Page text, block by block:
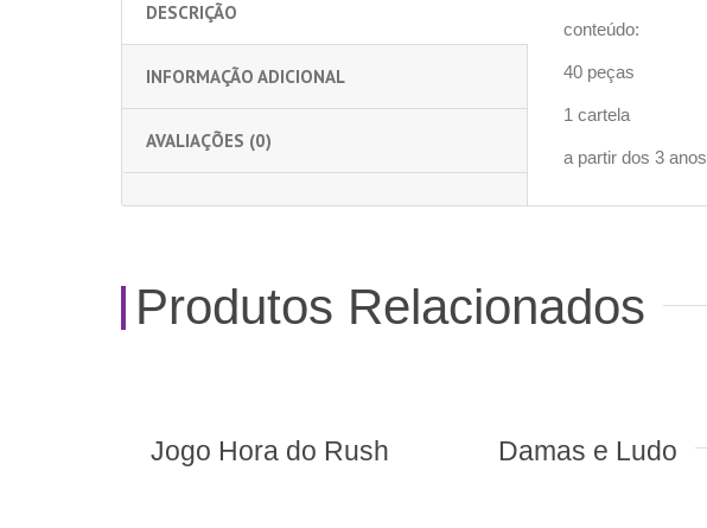
DESCRIÇÃO
INFORMAÇÃO ADICIONAL
AVALIAÇÕES (0)
conteúdo:
40 peças
1 cartela
a partir dos 3 anos
Produtos Relacionados
Damas e Ludo Bingo Show